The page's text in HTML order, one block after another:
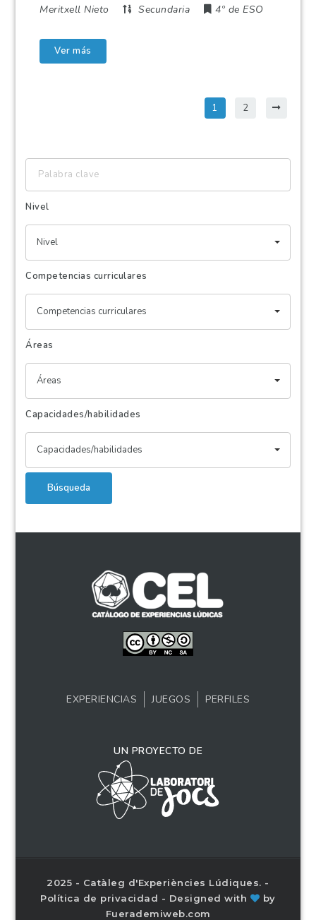
Meritxell Nieto Secundaria 4º de ESO
Ver más
1 2
clave
Nivel
Nivel
Competencias curriculares
Competencias curriculares
Áreas
Áreas
Capacidades/habilidades
Capacidades/habilidades
Búsqueda
EXPERIENCIAS JUEGOS PERFILES
UN PROYECTO DE
2025 - Catàleg d'Experiències Lúdiques. -
Política de privacidad - Designed with
by
Fuerademiweb.com